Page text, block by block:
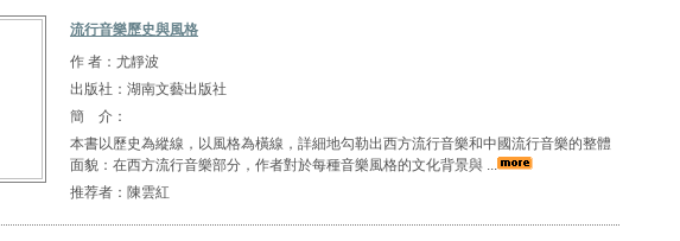
流行音樂歷史與風格
作 者：尤靜波
出版社：湖南文藝出版社
簡 介：
本書以歷史為縱線，以風格為橫線，詳細地勾勒出西方流行音樂和中國流行音樂的整體
面貌：在西方流行音樂部分，作者對於每種音樂風格的文化背景與 ...
推荐者：陳雲紅